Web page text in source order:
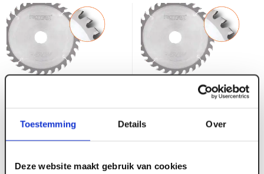
Toestemming Details Over
Deze website maakt gebruik van cookies
Rotec HM zaagblad
voor handmachines,
(vpe 1)
Rotec HM zaagblad
(vpe 1)